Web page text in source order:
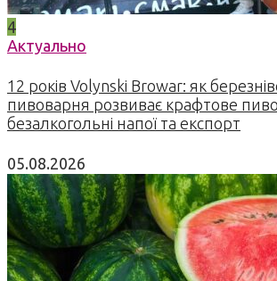
4
Актуально
12 років Volynski Browar: як
пивоварня розвиває крафтове
безалкогольні напої та експорт
05.08.2026